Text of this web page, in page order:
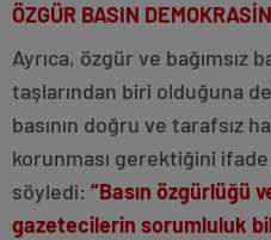
ÖZGÜR BASIN
Ayrıca, özgür ve bağımsız
taşlarından biri olduğuna
basının doğru ve tarafsız
korunması gerektiğini
söyledi: “Basın özgürlüğü
gazetecilerin sorumluluk